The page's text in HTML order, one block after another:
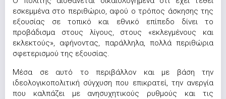
εσκεμμένα στο περιθώριο, αφού ο τρόπος άσκησης της
εξουσίας σε τοπικό και εθνικό επίπεδο δίνει το
προβάδισμα στους λίγους, στους «εκλεγμένους και
εκλεκτούς», αφήνοντας, παράλληλα, πολλά περιθώρια
σφετερισμού της εξουσίας.
Μέσα σε αυτό το περιβάλλον και με βάση την
ιδεολογικοπολιτική σύγχυση που επικρατεί, την ανεργία
που καλπάζει με ανησυχητικούς ρυθμούς και τις